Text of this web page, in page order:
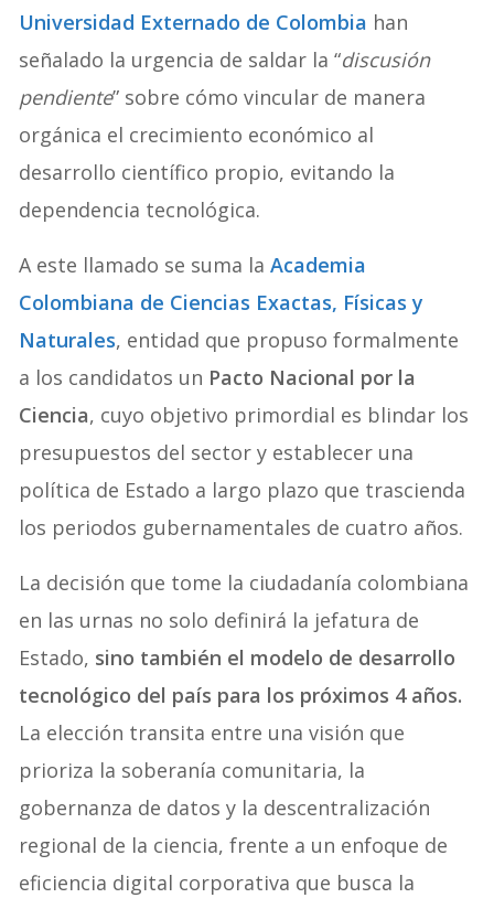
Universidad Externado de Colombia han
señalado la urgencia de saldar la “discusión
pendiente” sobre cómo vincular de manera
orgánica el crecimiento económico al
desarrollo científico propio, evitando la
dependencia tecnológica.
A este llamado se suma laAcademia
Colombiana de Ciencias Exactas, Físicas y
Naturales, entidad que propuso formalmente
a los candidatos un Pacto Nacional por la
Ciencia, cuyo objetivo primordial es blindar los
presupuestos del sector y establecer una
política de Estado a largo plazo que trascienda
los periodos gubernamentales de cuatro años.
La decisión que tome la ciudadanía colombiana
en las urnas no solo definirá la jefatura de
Estado, sino también el modelo de desarrollo
tecnológico del país para los próximos 4 años.
La elección transita entre una visión que
prioriza la soberanía comunitaria, la
gobernanza de datos y la descentralización
regional de la ciencia, frente a un enfoque de
eficiencia digital corporativa que busca la